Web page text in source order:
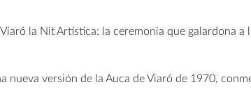
la Nit Artística: la ceremonia que galardona a
nueva versión de la Auca de Viaró de 1970,